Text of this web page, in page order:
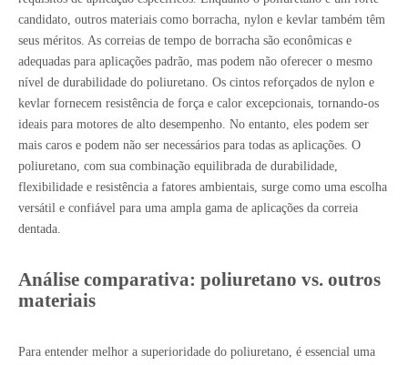
candidato, outros materiais como borracha, nylon e kevlar também têm
seus méritos. As correias de tempo de borracha são econômicas e
adequadas para aplicações padrão, mas podem não oferecer o mesmo
nível de durabilidade do poliuretano. Os cintos reforçados de nylon e
kevlar fornecem resistência de força e calor excepcionais, tornando-os
ideais para motores de alto desempenho. No entanto, eles podem ser
mais caros e podem não ser necessários para todas as aplicações. O
poliuretano, com sua combinação equilibrada de durabilidade,
flexibilidade e resistência a fatores ambientais, surge como uma escolha
versátil e confiável para uma ampla gama de aplicações da correia
dentada.
Análise comparativa: poliuretano vs. outros
materiais
Para entender melhor a superioridade do poliuretano, é essencial uma